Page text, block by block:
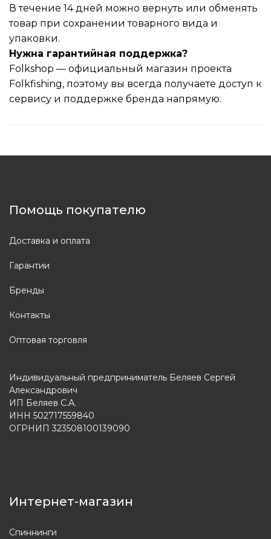
В течение 14 дней можно вернуть или обменять
товар при сохранении товарного вида и
упаковки.
Нужна гарантийная поддержка?
Folkshop — официальный магазин проекта
Folkfishing, поэтому вы всегда получаете доступ к
сервису и поддержке бренда напрямую.
Помощь покупателю
Доставка и оплата
Гарантии
Бренды
Контакты
Оптовая торговля
Индивидуальный предприниматель Беляев Сергей
Александрович
ИП Беляев С.А.
ИНН 502717559840
ОГРНИП 323508100139090
Интернет-магазин
Спиннинги